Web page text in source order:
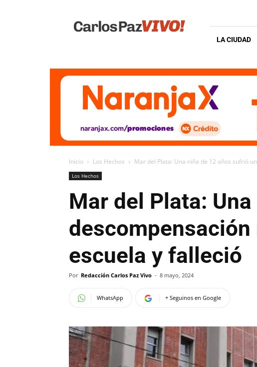
Vivo
LA CIUDAD
Inicio Los Hechos Mar del Plata: Una niña de 12 años sufrió
Los Hechos
Mar del Plata:
escuela y falleció
Por Redacción Carlos Paz Vivo - 8 mayo, 2024
WhatsApp + Seguinos en Google